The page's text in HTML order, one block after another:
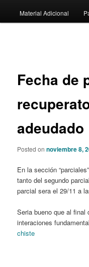
to
Material Adicional
Fecha de
adeudado
Posted onnoviembre 8,
En la sección
tanto del segundo
parcial sera el 29/11 a
Seria bueno que al
interaciones
chiste